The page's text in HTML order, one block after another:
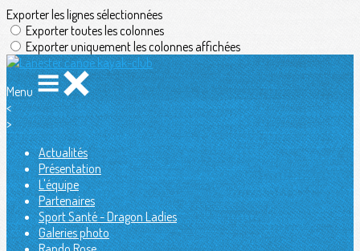
Exporter les lignes sélectionnées
Exporter toutes les colonnes
Exporter uniquement les colonnes affichées
Menu
<
>
Actualités
Présentation
L'équipe
Partenaires
Sport Santé - Dragon Ladies
Galeries photo